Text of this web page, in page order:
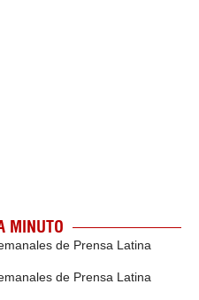
MINUTO
de Prensa Latina
de Prensa Latina